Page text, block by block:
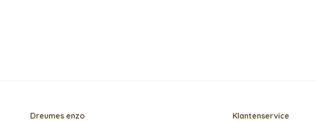
Dreumes enzo
Klantenservice